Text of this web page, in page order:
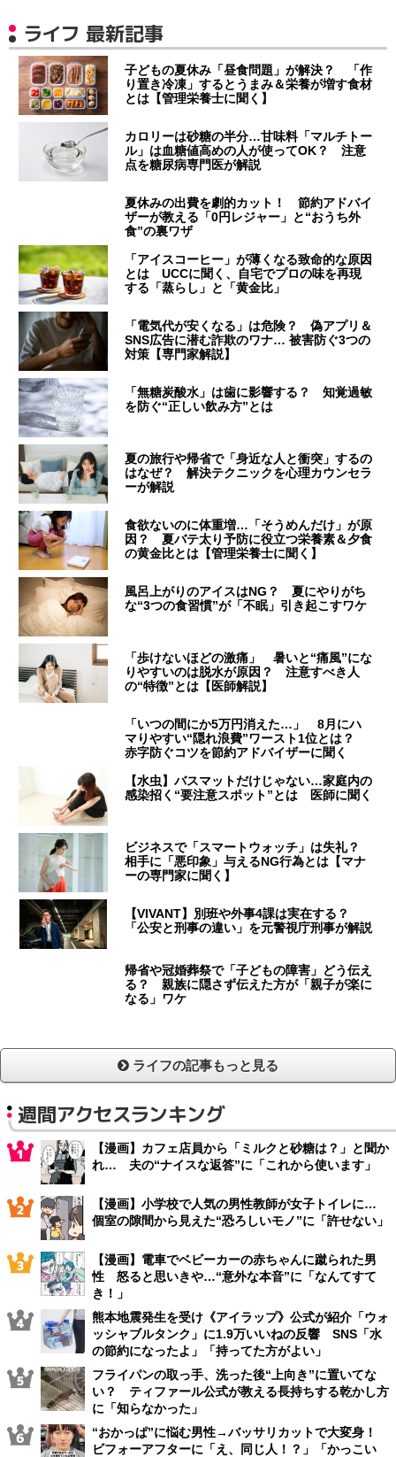
ライフ 最新記事
子どもの夏休み「昼食問題」が解決？ 「作
り置き冷凍」するとうまみ＆栄養が増す食材
とは【管理栄養士に聞く】
カロリーは砂糖の半分…甘味料「マルチトー
ル」は血糖値高めの人が使ってOK？ 注意
点を糖尿病専門医が解説
夏休みの出費を劇的カット！ 節約アドバイ
ザーが教える「0円レジャー」と“おうち外
食”の裏ワザ
「アイスコーヒー」が薄くなる致命的な原因
とは UCCに聞く、自宅でプロの味を再現
する「蒸らし」と「黄金比」
「電気代が安くなる」は危険？ 偽アプリ＆
SNS広告に潜む詐欺のワナ… 被害防ぐ3つの
対策【専門家解説】
「無糖炭酸水」は歯に影響する？ 知覚過敏
を防ぐ“正しい飲み方”とは
夏の旅行や帰省で「身近な人と衝突」するの
はなぜ？ 解決テクニックを心理カウンセラ
ーが解説
食欲ないのに体重増…「そうめんだけ」が原
因？ 夏バテ太り予防に役立つ栄養素＆夕食
の黄金比とは【管理栄養士に聞く】
風呂上がりのアイスはNG？ 夏にやりがち
な“3つの食習慣”が「不眠」引き起こすワケ
「歩けないほどの激痛」 暑いと“痛風”にな
りやすいのは脱水が原因？ 注意すべき人
の“特徴”とは【医師解説】
「いつの間にか5万円消えた…」 8月にハ
マりやすい“隠れ浪費”ワースト1位とは？
赤字防ぐコツを節約アドバイザーに聞く
【水虫】バスマットだけじゃない…家庭内の
感染招く“要注意スポット”とは 医師に聞く
ビジネスで「スマートウォッチ」は失礼？
相手に「悪印象」与えるNG行為とは【マナ
ーの専門家に聞く】
【VIVANT】別班や外事4課は実在する？
「公安と刑事の違い」を元警視庁刑事が解説
帰省や冠婚葬祭で「子どもの障害」どう伝え
る？ 親族に隠さず伝えた方が「親子が楽に
なる」ワケ
ライフの記事もっと見る
週間アクセスランキング
【漫画】カフェ店員から「ミルクと砂糖は？」と聞か
れ… 夫の“ナイスな返答”に「これから使います」
【漫画】小学校で人気の男性教師が女子トイレに…
個室の隙間から見えた“恐ろしいモノ”に「許せない」
【漫画】電車でベビーカーの赤ちゃんに蹴られた男
性 怒ると思いきや…“意外な本音”に「なんてすて
き！」
熊本地震発生を受け《アイラップ》公式が紹介「ウォ
ッシャブルタンク」に1.9万いいねの反響 SNS「水
の節約になったよ」「持ってた方がよい」
フライパンの取っ手、洗った後“上向き”に置いてな
い？ ティファール公式が教える長持ちする乾かし方
に「知らなかった」
“おかっぱ”に悩む男性→バッサリカットで大変身！
ビフォーアフターに「え、同じ人！？」「かっこい